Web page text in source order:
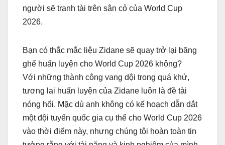
người sẽ tranh tài trên sân cỏ của World Cup
2026.
Bạn có thắc mắc liệu Zidane sẽ quay trở lại băng
ghế huấn luyện cho World Cup 2026 không?
Với những thành công vang dội trong quá khứ,
tương lai huấn luyện của Zidane luôn là đề tài
nóng hổi. Mặc dù anh không có kế hoạch dẫn dắt
một đội tuyển quốc gia cụ thể cho World Cup 2026
vào thời điểm này, nhưng chúng tôi hoàn toàn tin